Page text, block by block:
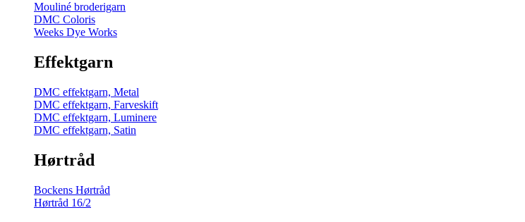
Mouliné broderigarn
DMC Coloris
Weeks Dye Works
Effektgarn
DMC effektgarn, Metal
DMC effektgarn, Farveskift
DMC effektgarn, Luminere
DMC effektgarn, Satin
Hørtråd
Bockens Hørtråd
Hørtråd 16/2